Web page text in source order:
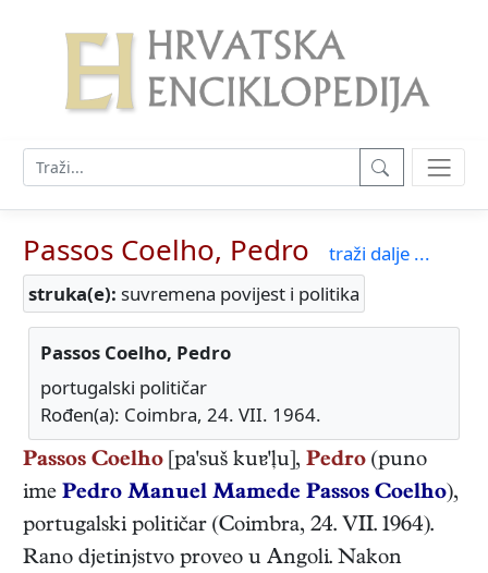
Passos Coelho, Pedro
traži dalje ...
struka(e): suvremena povijest i politika
Passos Coelho, Pedro
portugalski političar
Rođen(a): Coimbra, 24. VII. 1964.
Passos Coelho [pa'suš kuɐ'ļu], Pedro (puno
ime Pedro Manuel Mamede Passos Coelho),
portugalski političar (Coimbra, 24. VII. 1964).
Rano djetinjstvo proveo u Angoli. Nakon